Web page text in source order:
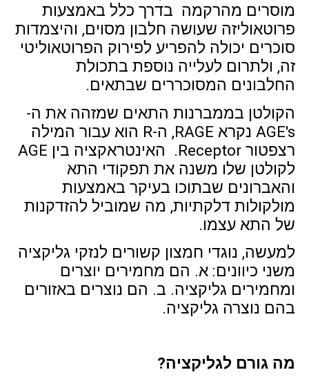
מוסרים מהרקמה בדרך כלל באמצעות
פרוטאוליזה שעושה חלבון מסוים, והיצמדות
סוכרים יכולה להפריע לפירוק הפרוטאוליטי
זה, ולתרום לעלייה נוספת בתכולת
החלבונים המסוכררים שבתאים.
הקולטן בממברנות התאים שמזהה את ה-
AGE's נקרא RAGE, ה-R הוא עבור המילה
רצפטור Receptor. האינטראקציה בין AGE
לקולטן שלו משנה את תפקודי התא
והאברונים שבתוכו בעיקר באמצעות
מולקולות דלקתיות, מה שמוביל להזדקנות
של התא עצמו.
למעשה, נוגדי חמצון קשורים לנזקי גליקציה
משני כיוונים: א. הם מחמירים יוצרים
ומחמירים גליקציה. ב. הם נוצרים באזורים
בהם נוצרה גליקציה.
מה גורם לגליקציה?